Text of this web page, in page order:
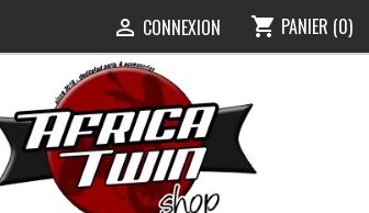
 CONNEXION shopping_cart PANIER (0)